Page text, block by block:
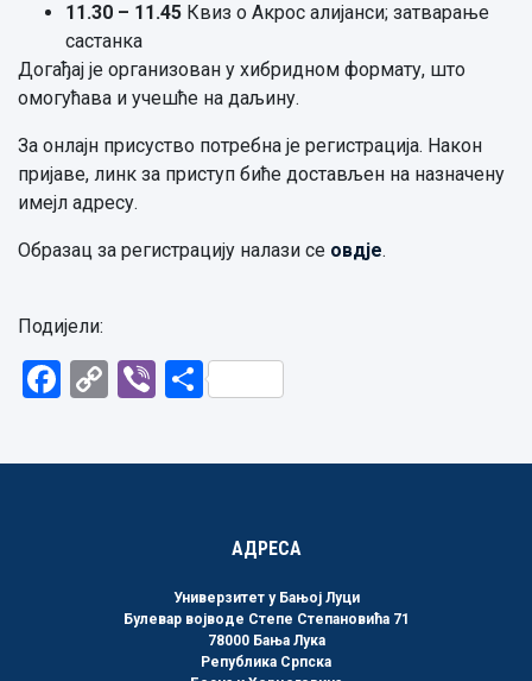
11.30 – 11.45 Квиз о Акрос алијанси; затварање
састанка
Догађај је организован у хибридном формату, што
омогућава и учешће на даљину.
За онлајн присуство потребна је регистрација. Након
пријаве, линк за приступ биће достављен на назначену
имејл адресу.
Образац за регистрацију налази се овдје.
Подијели:
Facebook
CopyViberShare
АДРЕСА
Универзитет у Бањој Луци
Булевар војводе Степе Степановића 71
78000 Бања Лука
Република Српска